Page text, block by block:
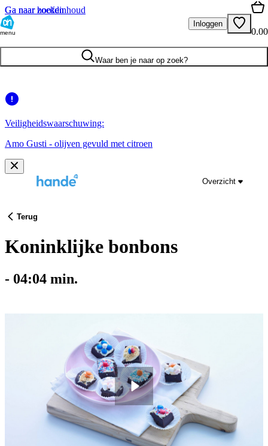
Ga naar hoofdinhoud
Ga naar zoeken
menu
Inloggen
0.00
Waar ben je naar op zoek?
Veiligheidswaarschuwing:
Amo Gusti - olijven gevuld met citroen
Overzicht
Terug
Koninklijke bonbons
- 04:04 min.